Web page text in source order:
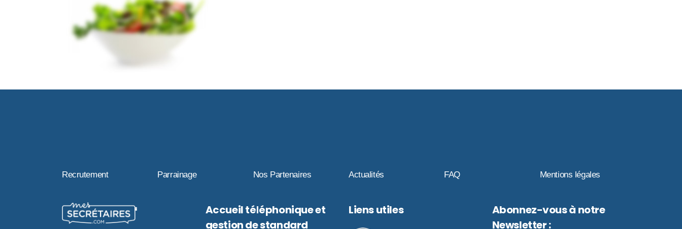
Recrutement Parrainage Nos Partenaires Actualités FAQ Mentions légales
Accueil téléphonique et
gestion de standard
Liens utiles
Abonnez-vous à notre
Newsletter :